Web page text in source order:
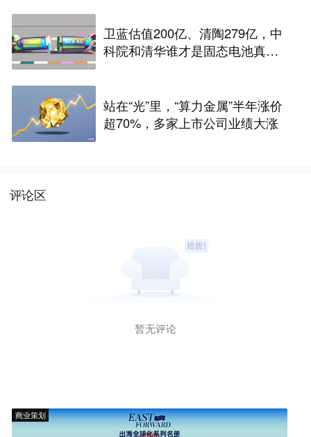
卫蓝估值200亿、清陶279亿，中
科院和清华谁才是固态电池真正
站在“光”里，“算力金属”半年涨价
超70%，多家上市公司业绩大涨
评论区
暂无评论
商业策划